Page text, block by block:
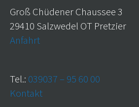
Groß Chüdener Chaussee 3
29410 Salzwedel OT Pretzier
Anfahrt
Tel.: 039037 – 95 60 00
Kontakt